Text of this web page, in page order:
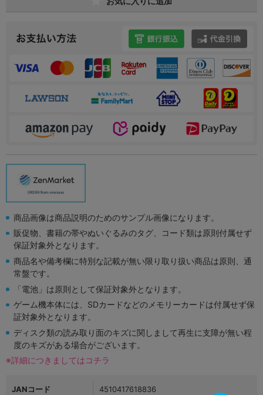
商品画像は商品説明のためのサンプル画像になります。
販促物、書籍の帯やぬいぐるみのタグ、コード類は原則付属せず
保証対象外となります。
商品名や備考欄に特別な記載が無い限り取り扱い商品は原則、通
常盤です。
「電池」は原則として保証対象外となります。
ゲーム機本体には、SDカードなどのメモリーカードは付属せず保
証対象外となります。
ディスク類の読み取り面のキズに関しまして再生に支障が無い程
度のキズがある場合がございます。
※詳細につきましてはコチラ
JANコード 4510417618836